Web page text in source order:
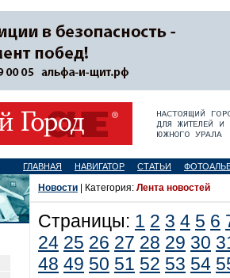
ГЛАВНАЯ НАВИГАТОР СТАТЬИ
Новости | Категория: Лента новостей
Страницы: 1 2 3 4 5 6
24 25 26 27 28 29 30
48 49 50 51 52 53 54